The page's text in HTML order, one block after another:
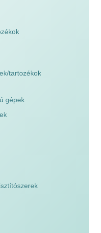
tartozékok
gépek